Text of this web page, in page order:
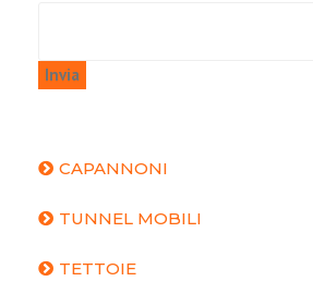
CAPANNONI
TUNNEL MOBILI
TETTOIE